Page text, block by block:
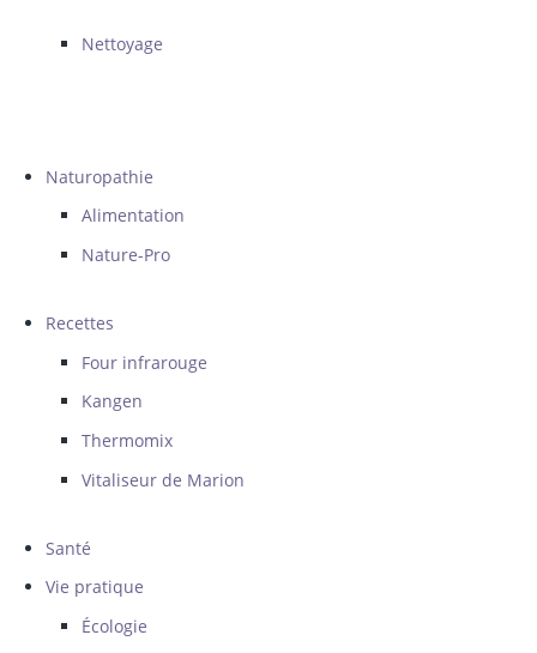
Nettoyage
Naturopathie
Alimentation
Nature-Pro
Recettes
Four infrarouge
Kangen
Thermomix
Vitaliseur de Marion
Santé
Vie pratique
Écologie